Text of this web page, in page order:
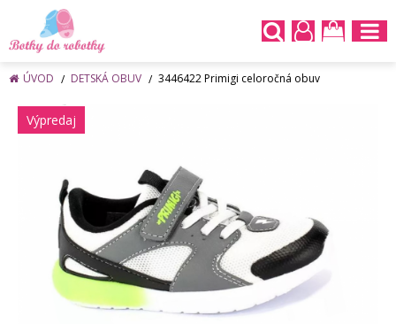
ÚVOD DETSKÁ OBUV 3446422 Primigi celoročná obuv
Výpredaj